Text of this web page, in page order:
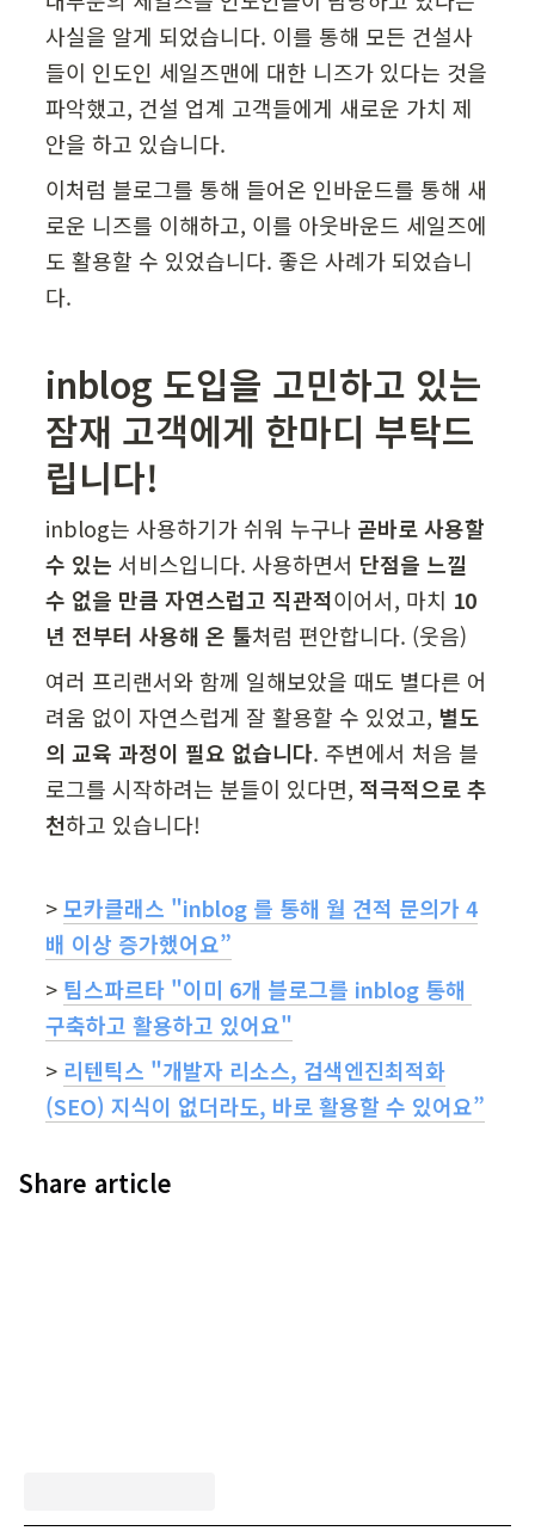
사실을 알게 되었습니다. 이를 통해 모든 건설사
들이 인도인 세일즈맨에 대한 니즈가 있다는 것을
파악했고, 건설 업계 고객들에게 새로운 가치 제
안을 하고 있습니다.
이처럼 블로그를 통해 들어온 인바운드를 통해 새
로운 니즈를 이해하고, 이를 아웃바운드 세일즈에
도 활용할 수 있었습니다. 좋은 사례가 되었습니
다.
inblog 도입을 고민하고 있는
잠재 고객에게 한마디 부탁드
립니다!
inblog는 사용하기가 쉬워 누구나 곧바로 사용할
수 있는 서비스입니다. 사용하면서 단점을 느낄
수 없을 만큼 자연스럽고 직관적이어서, 마치 10
년 전부터 사용해 온 툴처럼 편안합니다. (웃음)
여러 프리랜서와 함께 일해보았을 때도 별다른 어
려움 없이 자연스럽게 잘 활용할 수 있었고, 별도
의 교육 과정이 필요 없습니다. 주변에서 처음 블
로그를 시작하려는 분들이 있다면, 적극적으로 추
천하고 있습니다!
> 모카클래스 "inblog 를 통해 월 견적 문의가 4
배 이상 증가했어요”
> 팀스파르타 "이미 6개 블로그를 inblog 통해
구축하고 활용하고 있어요"
> 리텐틱스 "개발자 리소스, 검색엔진최적화
(SEO) 지식이 없더라도, 바로 활용할 수 있어요”
Share article